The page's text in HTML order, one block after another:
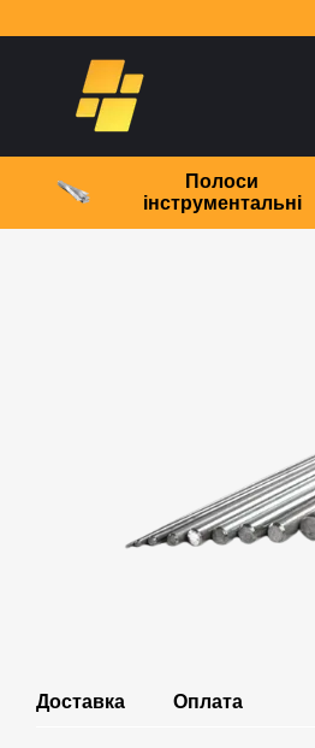
Полоси
інструментальні
Доставка Оплата